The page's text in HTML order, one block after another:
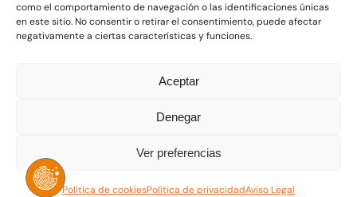
como el comportamiento de navegación o las identificaciones únicas
en este sitio. No consentir o retirar el consentimiento, puede afectar
negativamente a ciertas características y funciones.
Aceptar
Denegar
Ver preferencias
Política de cookiesPolítica de privacidadAviso Legal
Política de Privacidad
Política de Cookies